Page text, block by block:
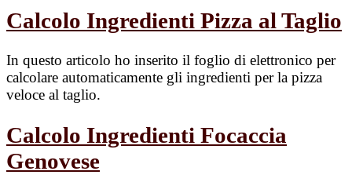
Calcolo Ingredienti Pizza al Taglio
In questo articolo ho inserito il foglio di elettronico per
calcolare automaticamente gli ingredienti per la pizza
veloce al taglio.
Calcolo Ingredienti Focaccia
Genovese